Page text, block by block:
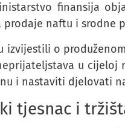
finansija
prodaje naftu i srodne
izvijestili o
u cijeloj
i nastaviti djelovati
tjesnac i